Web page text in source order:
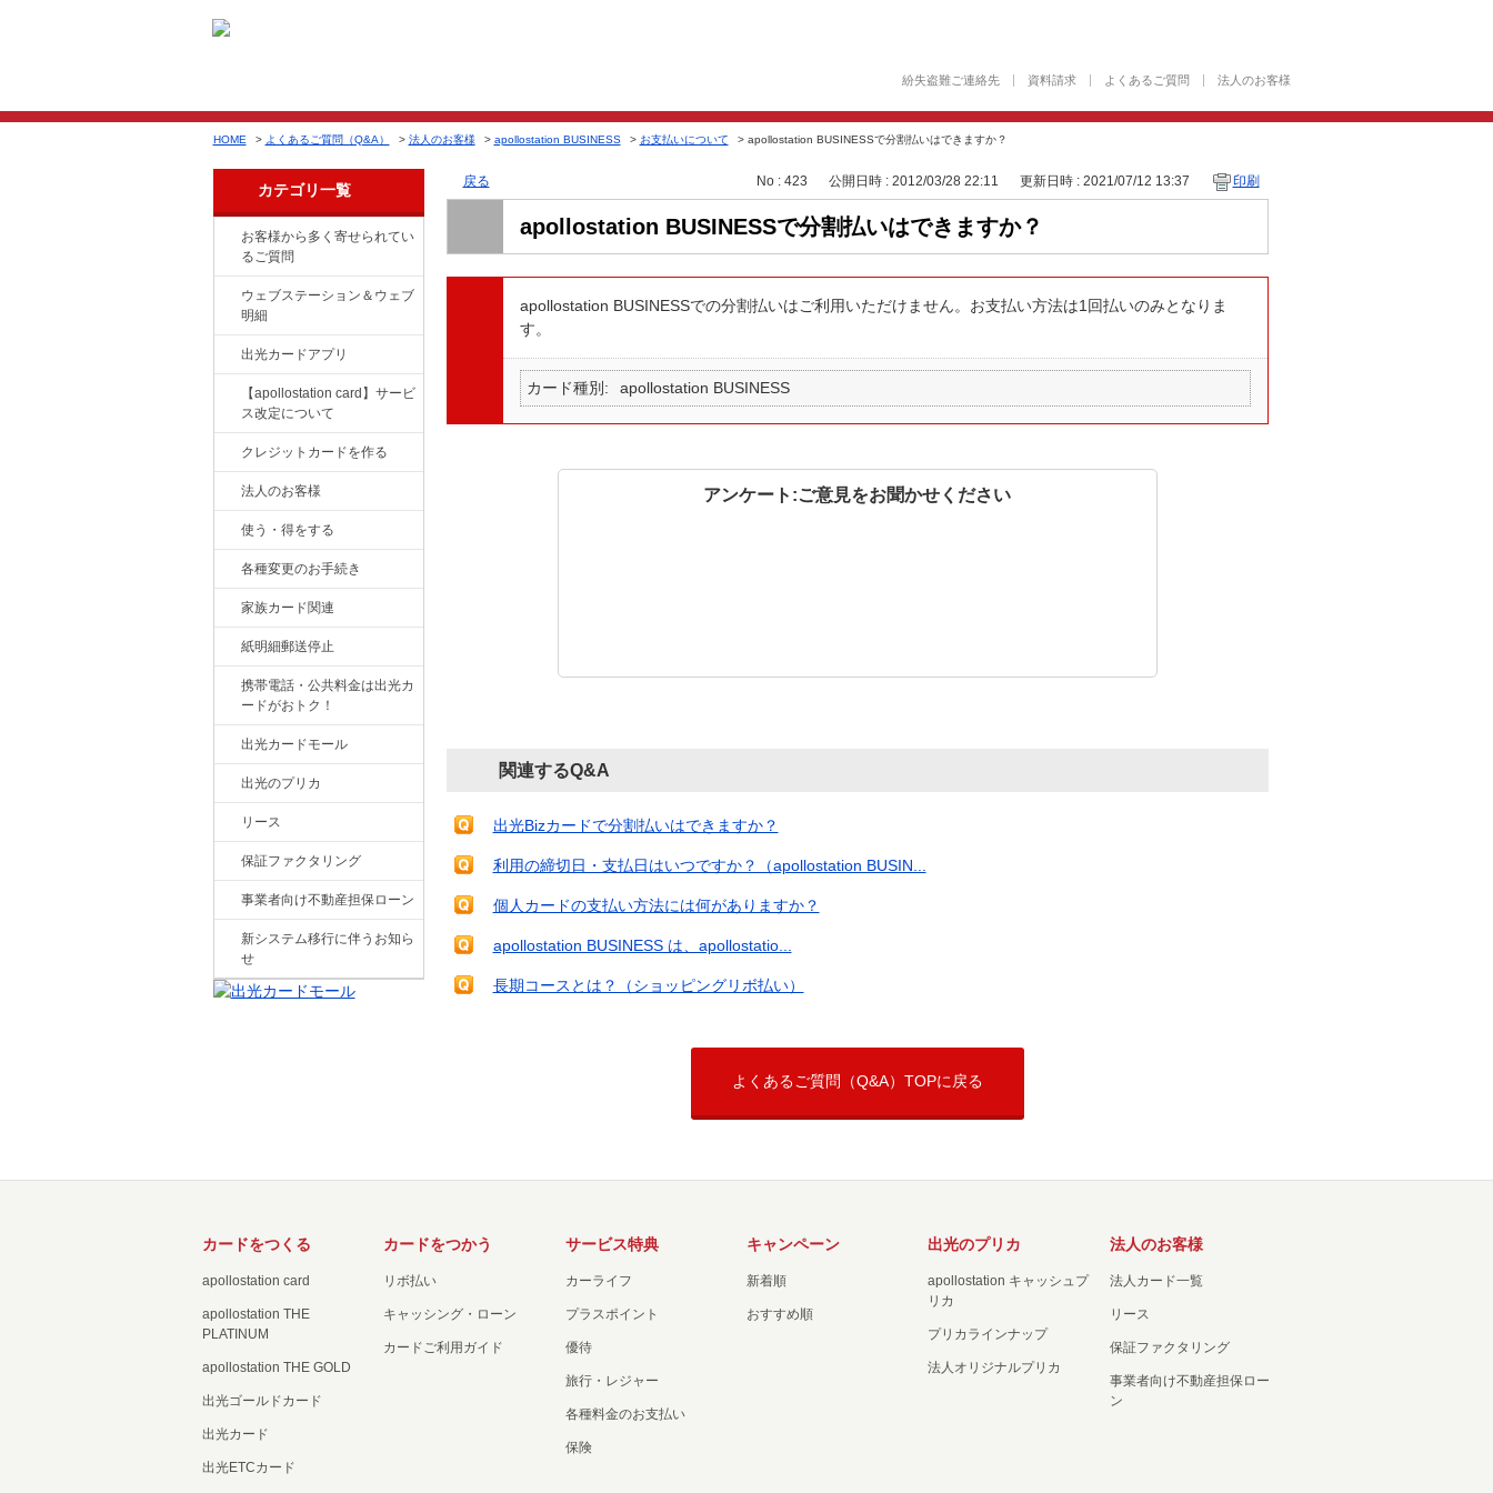
紛失盗難ご連絡先 資料請求 よくあるご質問 法人のお客様
HOME > よくあるご質問（Q&A） > 法人のお客様 > apollostation BUSINESS > お支払いについて > apollostation BUSINESSで分割払いはできますか？
カテゴリ一覧
お客様から多く寄せられてい
るご質問
ウェブステーション＆ウェブ
明細
出光カードアプリ
【apollostation card】サービ
ス改定について
クレジットカードを作る
法人のお客様
使う・得をする
各種変更のお手続き
家族カード関連
紙明細郵送停止
携帯電話・公共料金は出光カ
ードがおトク！
出光カードモール
出光のプリカ
リース
保証ファクタリング
事業者向け不動産担保ローン
新システム移行に伴うお知ら
せ
戻る No : 423 公開日時 : 2012/03/28 22:11 更新日時 : 2021/07/12 13:37 印刷
apollostation BUSINESSで分割払いはできますか？
apollostation BUSINESSでの分割払いはご利用いただけません。お支払い方法は1回払いのみとなりま
す。
カード種別 apollostation BUSINESS
アンケート:ご意見をお聞かせください
関連するQ&A
出光Bizカードで分割払いはできますか？
利用の締切日・支払日はいつですか？（apollostation BUSIN...
個人カードの支払い方法には何がありますか？
apollostation BUSINESS は、apollostatio...
長期コースとは？（ショッピングリボ払い）
よくあるご質問（Q&A）TOPに戻る
カードをつくる
apollostation card
apollostation THE
PLATINUM
apollostation THE GOLD
出光ゴールドカード
出光カード
出光ETCカード
カードをつかう
リボ払い
キャッシング・ローン
カードご利用ガイド
サービス特典
カーライフ
プラスポイント
優待
旅行・レジャー
各種料金のお支払い
保険
キャンペーン
新着順
おすすめ順
出光のプリカ
apollostation キャッシュプ
リカ
プリカラインナップ
法人オリジナルプリカ
法人のお客様
法人カード一覧
リース
保証ファクタリング
事業者向け不動産担保ロー
ン